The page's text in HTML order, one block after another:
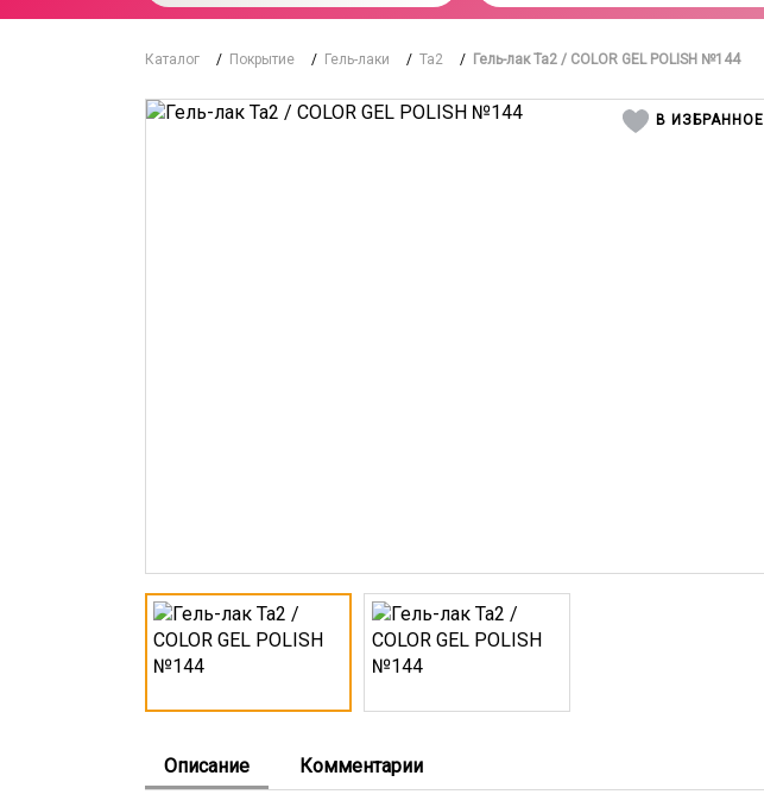
Каталог / Покрытие / Гель-лаки / Ta2 / Гель-лак Ta2 / COLOR GEL POLISH №144
В ИЗБРАННОЕ
Описание Комментарии